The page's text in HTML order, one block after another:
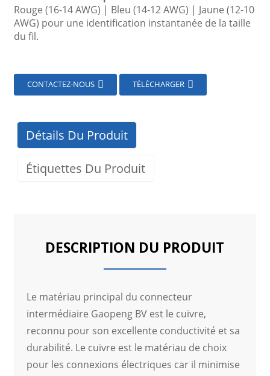
Rouge (16-14 AWG) | Bleu (14-12 AWG) | Jaune (12-10
AWG) pour une identification instantanée de la taille
du fil.
CONTACTEZ-NOUS TÉLÉCHARGER
Détails Du Produit
Étiquettes Du Produit
DESCRIPTION DU PRODUIT
Le matériau principal du connecteur
intermédiaire Gaopeng BV est le cuivre,
reconnu pour son excellente conductivité et sa
durabilité. Le cuivre est le matériau de choix
pour les connexions électriques car il minimise